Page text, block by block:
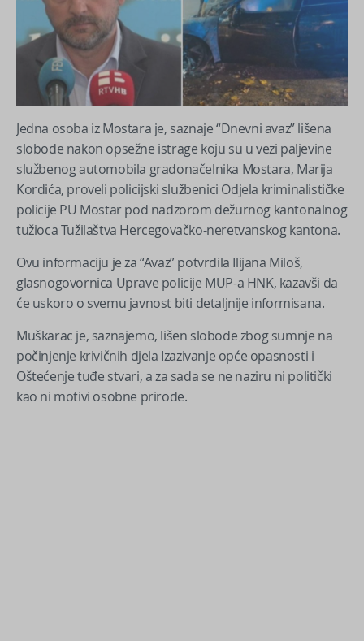
Jedna osoba iz Mostara je, saznaje “Dnevni avaz” lišena
slobode nakon opsežne istrage koju su u vezi paljevine
službenog automobila gradonačelnika Mostara, Marija
Kordića, proveli policijski službenici Odjela kriminalističke
policije PU Mostar pod nadzorom dežurnog kantonalnog
tužioca Tužilaštva Hercegovačko-neretvanskog kantona.
Ovu informaciju je za “Avaz” potvrdila Ilijana Miloš,
glasnogovornica Uprave policije MUP-a HNK, kazavši da
će uskoro o svemu javnost biti detaljnije informisana.
Muškarac je, saznajemo, lišen slobode zbog sumnje na
počinjenje krivičnih djela Izazivanje opće opasnosti i
Oštećenje tuđe stvari, a za sada se ne naziru ni politički
kao ni motivi osobne prirode.